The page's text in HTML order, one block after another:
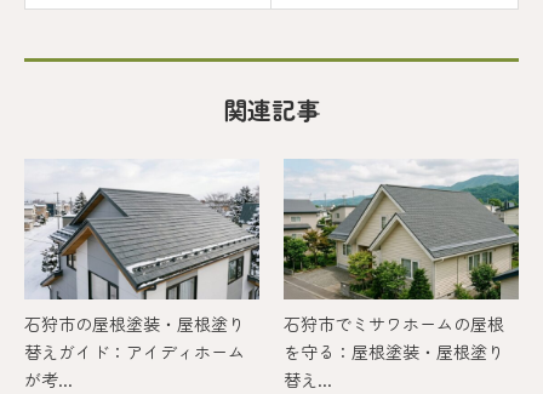
関連記事
石狩市の屋根塗装・屋根塗り
替えガイド：アイディホーム
が考...
石狩市でミサワホームの屋根
を守る：屋根塗装・屋根塗り
替え...